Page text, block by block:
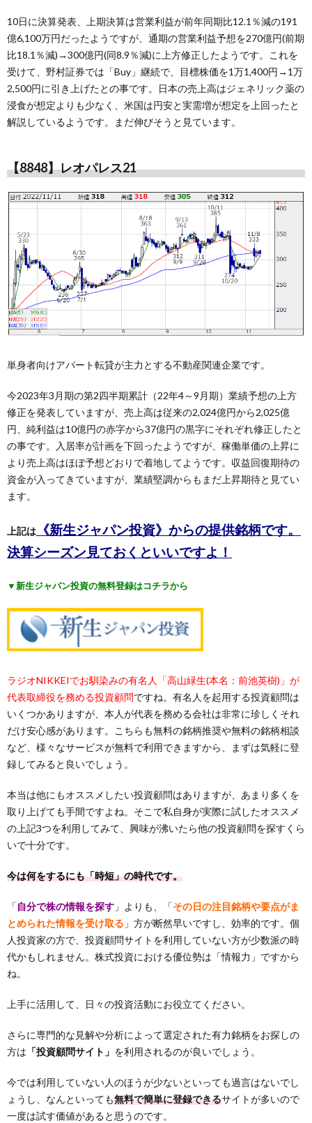
10日に決算発表、上期決算は営業利益が前年同期比12.1％減の191
億6,100万円だったようですが、通期の営業利益予想を270億円(前期
比18.1％減)→300億円(同8.9％減)に上方修正したようです。これを
受けて、野村証券では「Buy」継続で、目標株価を1万1,400円→1万
2,500円に引き上げたとの事です。日本の売上高はジェネリック薬の
浸食が想定よりも少なく、米国は円安と実需増が想定を上回ったと
解説しているようです。まだ伸びそうと見ています。
【8848】レオパレス21
単身者向けアパート転貸が主力とする不動産関連企業です。
今2023年3月期の第2四半期累計（22年4～9月期）業績予想の上方
修正を発表していますが、売上高は従来の2,024億円から2,025億
円、純利益は10億円の赤字から37億円の黒字にそれぞれ修正したと
の事です。入居率が計画を下回ったようですが、稼働単価の上昇に
より売上高はほぼ予想どおりで着地してようです。収益回復期待の
資金が入ってきていますが、業績堅調からもまだ上昇期待と見てい
ます。
上記は 《新生ジャパン投資》からの提供銘柄です。
決算シーズン見ておくといいですよ！
▼新生ジャパン投資の無料登録はコチラから
ラジオNIKKEIでお馴染みの有名人「高山緑生(本名：前池英樹)」が
代表取締役を務める投資顧問ですね。有名人を起用する投資顧問は
いくつかありますが、本人が代表を務める会社は非常に珍しくそれ
だけ安心感があります。こちらも無料の銘柄推奨や無料の銘柄相談
など、様々なサービスが無料で利用できますから、まずは気軽に登
録してみると良いでしょう。
本当は他にもオススメしたい投資顧問はありますが、あまり多くを
取り上げても手間ですよね。そこで私自身が実際に試したオススメ
の上記3つを利用してみて、興味が沸いたら他の投資顧問を探すくら
いで十分です。
今は何をするにも「時短」の時代です。
「自分で株の情報を探す 」よりも、「その日の注目銘柄や要点がま
とめられた情報を受け取る 」方が断然早いですし、効率的です。個
人投資家の方で、投資顧問サイトを利用していない方が少数派の時
代かもしれません。株式投資における優位勢は「情報力」ですから
ね。
上手に活用して、日々の投資活動にお役立てください。
さらに専門的な見解や分析によって選定された有力銘柄をお探しの
方は 「投資顧問サイト」 を利用されるのが良いでしょう。
今では利用していない人のほうが少ないといっても過言はないでし
ょうし、なんといっても無料で簡単に登録できるサイトが多いので
一度は試す価値があると思うのです。